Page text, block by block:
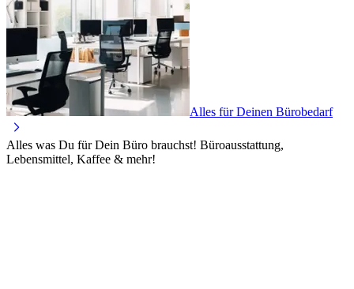
Alles für Deinen Bürobedarf
Alles was Du für Dein Büro brauchst! Büroausstattung,
Lebensmittel, Kaffee & mehr!